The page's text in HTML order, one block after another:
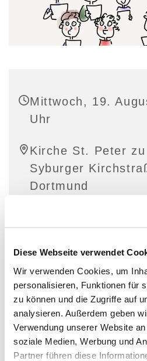
Diese Webseite verwendet
Wir verwenden Cookies, um
personalisieren, Funktionen für
zu können und die Zugriffe auf
analysieren. Außerdem geben
Verwendung unserer Website
soziale Medien, Werbung und
Partner führen diese
Mittwoch, 19.
Uhr
Kirche St. Peter
Syburger
Dortmund